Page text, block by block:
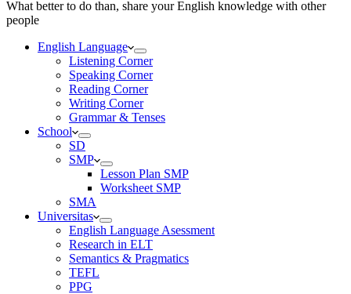
What better to do than, share your English knowledge with other
people
English Language
Listening Corner
Speaking Corner
Reading Corner
Writing Corner
Grammar & Tenses
School
SD
SMP
Lesson Plan SMP
Worksheet SMP
SMA
Universitas
English Language Asessment
Research in ELT
Semantics & Pragmatics
TEFL
PPG